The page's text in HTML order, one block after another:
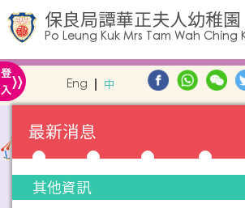
保良局譚華正夫人幼稚園
Po Leung Kuk Mrs Tam Wah
登
入» Eng 中
最新消息
其他資訊